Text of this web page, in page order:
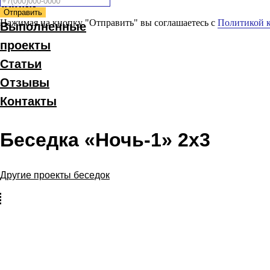
Акции
Выполненные
проекты
Статьи
Отзывы
Контакты
Отправить
Нажимая на кнопку "Отправить" вы соглашаетесь с Политикой
Беседка «Ночь-1» 2x3
Другие проекты беседок